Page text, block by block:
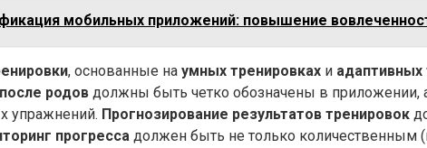
мобильных приложений: повышение
, основанные на умных тренировках и адаптивных
родов должны быть четко обозначены в приложении,
упражнений. Прогнозирование результатов тренировок
прогресса должен быть не только количественным